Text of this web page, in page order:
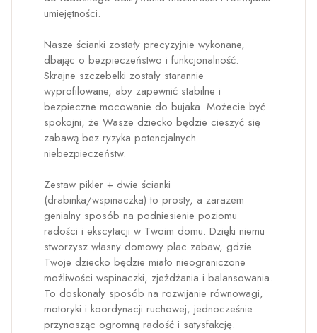
umiejętności.
Nasze ścianki zostały precyzyjnie wykonane,
dbając o bezpieczeństwo i funkcjonalność.
Skrajne szczebelki zostały starannie
wyprofilowane, aby zapewnić stabilne i
bezpieczne mocowanie do bujaka. Możecie być
spokojni, że Wasze dziecko będzie cieszyć się
zabawą bez ryzyka potencjalnych
niebezpieczeństw.
Zestaw pikler + dwie ścianki
(drabinka/wspinaczka) to prosty, a zarazem
genialny sposób na podniesienie poziomu
radości i ekscytacji w Twoim domu. Dzięki niemu
stworzysz własny domowy plac zabaw, gdzie
Twoje dziecko będzie miało nieograniczone
możliwości wspinaczki, zjeżdżania i balansowania.
To doskonały sposób na rozwijanie równowagi,
motoryki i koordynacji ruchowej, jednocześnie
przynosząc ogromną radość i satysfakcję.